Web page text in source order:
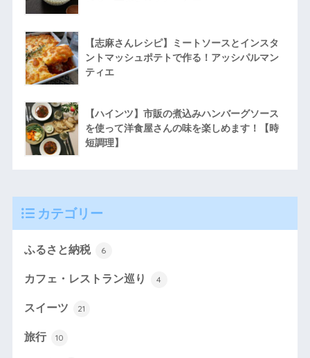
【志麻さんレシピ】ミートソースとインスタ
ントマッシュポテトで作る！アッシパルマン
ティエ
【ハインツ】市販の煮込みハンバーグソース
を使って洋食屋さんの味を楽しめます！【時
短調理】
カテゴリー
ふるさと納税 6
カフェ・レストラン巡り 4
スイーツ 21
旅行 10